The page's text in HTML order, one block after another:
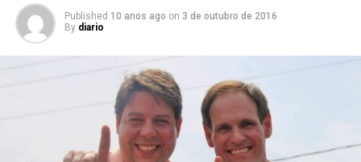
Published 10 anos ago on 3 de outubro de 2016
By diario